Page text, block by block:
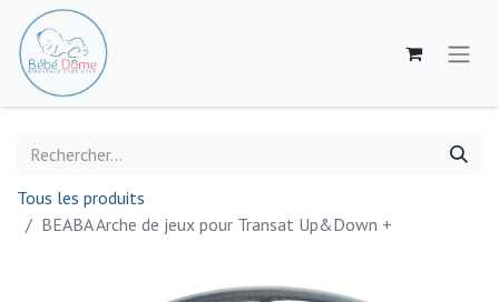
Tous les produits
BEABA Arche de jeux pour Transat Up&Down +